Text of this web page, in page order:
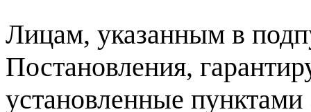
Лицам, указанным в
Постановления,
установленные